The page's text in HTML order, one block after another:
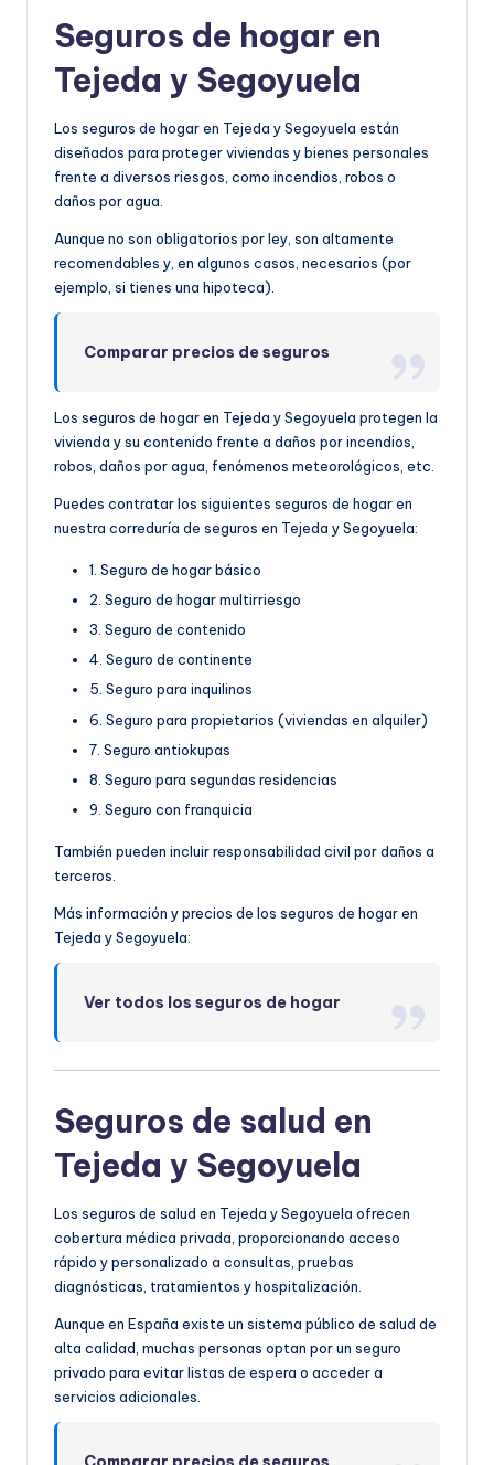
Seguros de hogar en
Tejeda y Segoyuela
Los seguros de hogar en Tejeda y Segoyuela están
diseñados para proteger viviendas y bienes personales
frente a diversos riesgos, como incendios, robos o
daños por agua.
Aunque no son obligatorios por ley, son altamente
recomendables y, en algunos casos, necesarios (por
ejemplo, si tienes una hipoteca).
Comparar precios de seguros
Los seguros de hogar en Tejeda y Segoyuela protegen la
vivienda y su contenido frente a daños por incendios,
robos, daños por agua, fenómenos meteorológicos, etc.
Puedes contratar los siguientes seguros de hogar en
nuestra correduría de seguros en Tejeda y Segoyuela:
1. Seguro de hogar básico
2. Seguro de hogar multirriesgo
3. Seguro de contenido
4. Seguro de continente
5. Seguro para inquilinos
6. Seguro para propietarios (viviendas en alquiler)
7. Seguro antiokupas
8. Seguro para segundas residencias
9. Seguro con franquicia
También pueden incluir responsabilidad civil por daños a
terceros.
Más información y precios de los seguros de hogar en
Tejeda y Segoyuela:
Ver todos los seguros de hogar
Seguros de salud en
Tejeda y Segoyuela
Los seguros de salud en Tejeda y Segoyuela ofrecen
cobertura médica privada, proporcionando acceso
rápido y personalizado a consultas, pruebas
diagnósticas, tratamientos y hospitalización.
Aunque en España existe un sistema público de salud de
alta calidad, muchas personas optan por un seguro
privado para evitar listas de espera o acceder a
servicios adicionales.